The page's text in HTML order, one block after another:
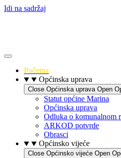
Idi na sadržaj
Početna
Općinska uprava
Close Općinska uprava Open
Statut općine Marina
Općinska uprava
Odluka o komunalnom
ARKOD potvrde
Obrasci
Općinsko vijeće
Close Općinsko vijeće Open